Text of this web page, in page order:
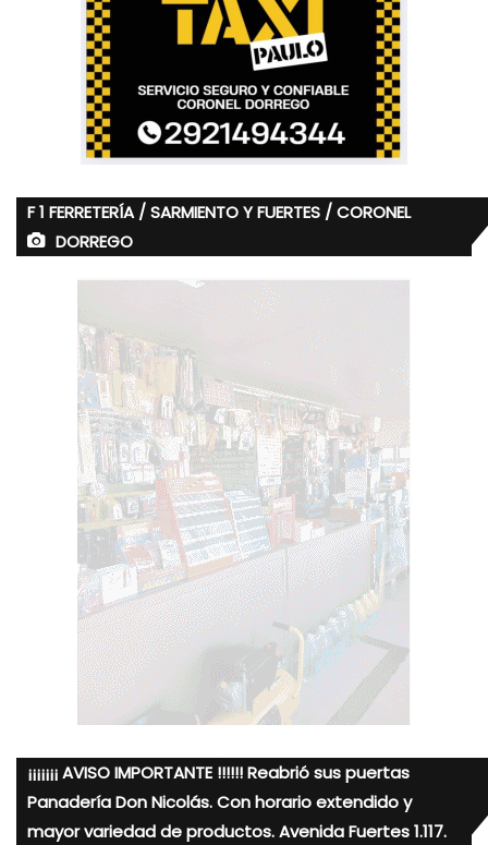
F 1 FERRETERÍA / SARMIENTO Y FUERTES / CORONEL
DORREGO
¡¡¡¡¡¡¡ AVISO IMPORTANTE !!!!!! Reabrió sus puertas
Panadería Don Nicolás. Con horario extendido y
mayor variedad de productos. Avenida Fuertes 1.117.